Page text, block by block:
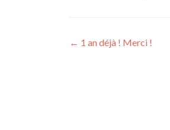
Navigation
← 1 an déjà ! Merci !